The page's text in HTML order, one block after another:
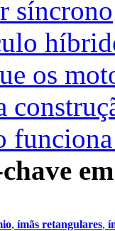
síncrono
os
, ímãs retangulares,